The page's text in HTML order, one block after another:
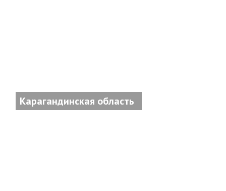
Карагандинская область